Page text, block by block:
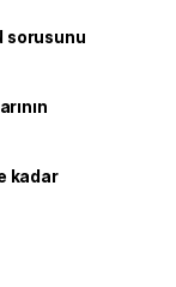
sorusunu
kadar